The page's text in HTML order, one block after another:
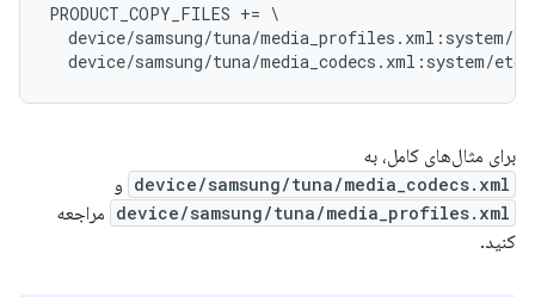
PRODUCT_COPY_FILES += \
device/samsung/tuna/media_profiles.xml:system/
برای مثال‌های کامل، به
device/samsung/tuna/media_codecs.xml و
device/samsung/tuna/media_profiles.xml مراجعه
کنید.